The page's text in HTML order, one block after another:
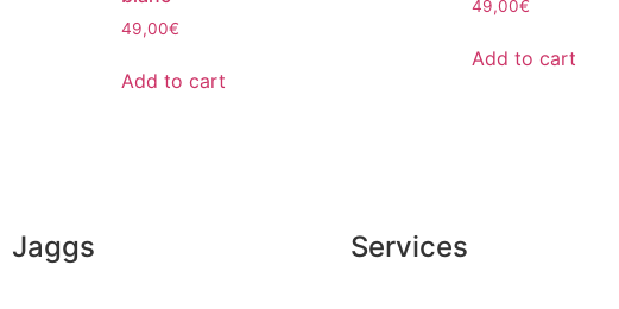
49,00€
Add to cart
49,00€
Add to cart
Jaggs Services